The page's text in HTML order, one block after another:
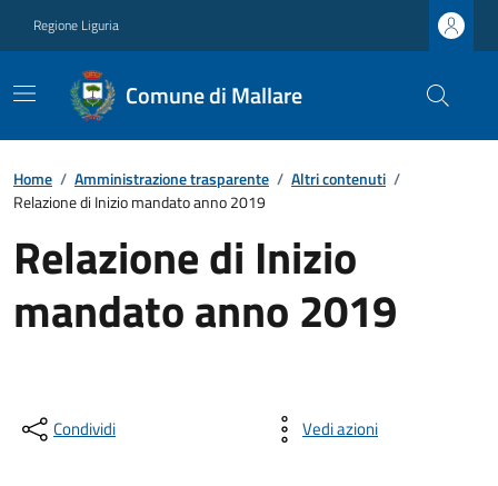
Regione Liguria
Comune di Mallare
Home / Amministrazione trasparente / Altri contenuti /
Relazione di Inizio mandato anno 2019
Relazione di Inizio
mandato anno 2019
Condividi Vedi azioni